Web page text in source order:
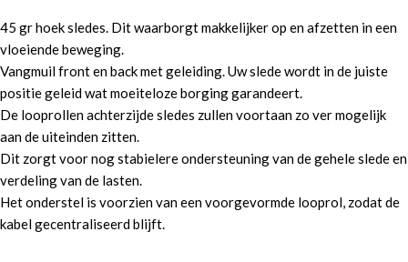
45 gr hoek sledes. Dit waarborgt makkelijker op en afzetten in een
vloeiende beweging.
Vangmuil front en back met geleiding. Uw slede wordt in de juiste
positie geleid wat moeiteloze borging garandeert.
De looprollen achterzijde sledes zullen voortaan zo ver mogelijk
aan de uiteinden zitten.
Dit zorgt voor nog stabielere ondersteuning van de gehele slede en
verdeling van de lasten.
Het onderstel is voorzien van een voorgevormde looprol, zodat de
kabel gecentraliseerd blijft.